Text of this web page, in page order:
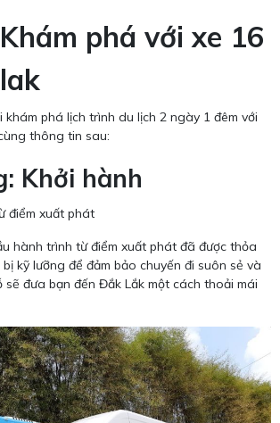
phá với xe 16
phá lịch trình du lịch 2 ngày 1 đêm với
thông tin sau:
Khởi hành
điểm xuất phát
hành trình từ điểm xuất phát đã được thỏa
kỹ lưỡng để đảm bảo chuyến đi suôn sẻ và
sẽ đưa bạn đến Đắk Lắk một cách thoải mái